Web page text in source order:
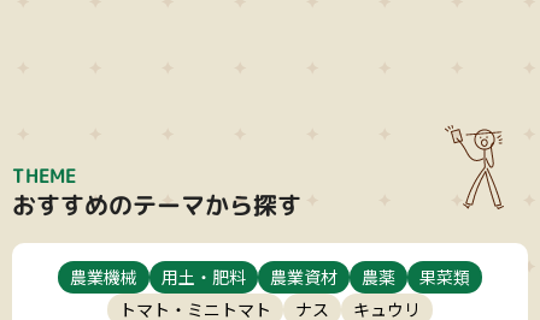
THEME
おすすめのテーマから探す
農業機械 用土・肥料 農業資材 農薬
果菜類
トマト・ミニトマト
ナス
キュウリ